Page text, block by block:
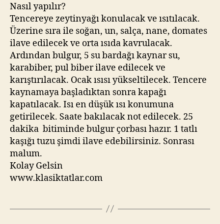
Nasıl yapılır?
Tencereye zeytinyağı konulacak ve ısıtılacak.
Üzerine sıra ile soğan, un, salça, nane, domates
ilave edilecek ve orta ısıda kavrulacak.
Ardından bulgur, 5 su bardağı kaynar su,
karabiber, pul biber ilave edilecek ve
karıştırılacak. Ocak ısısı yükseltilecek. Tencere
kaynamaya başladıktan sonra kapağı
kapatılacak. Isı en düşük ısı konumuna
getirilecek. Saate bakılacak not edilecek. 25
dakika bitiminde bulgur çorbası hazır. 1 tatlı
kaşığı tuzu şimdi ilave edebilirsiniz. Sonrası
malum.
Kolay Gelsin
www.klasiktatlar.com